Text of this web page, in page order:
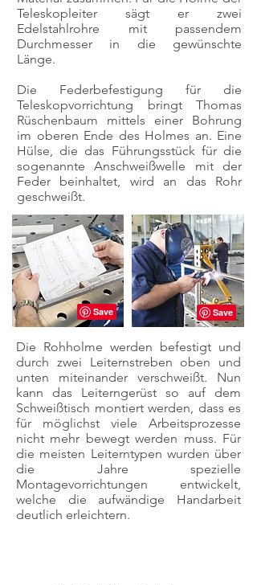
Teleskopleiter sägt er zwei
Edelstahlrohre mit passendem
Durchmesser in die gewünschte
Länge.
Die Federbefestigung für die
Teleskopvorrichtung bringt Thomas
Rüschenbaum mittels einer Bohrung
im oberen Ende des Holmes an. Eine
Hülse, die das Führungsstück für die
sogenannte Anschweißwelle mit der
Feder beinhaltet, wird an das Rohr
geschweißt.
Die Rohholme werden befestigt und
durch zwei Leiternstreben oben und
unten miteinander verschweißt. Nun
kann das Leiterngerüst so auf dem
Schweißtisch montiert werden, dass es
für möglichst viele Arbeitsprozesse
nicht mehr bewegt werden muss. Für
die meisten Leiterntypen wurden über
die Jahre spezielle
Montagevorrichtungen entwickelt,
welche die aufwändige Handarbeit
deutlich erleichtern.